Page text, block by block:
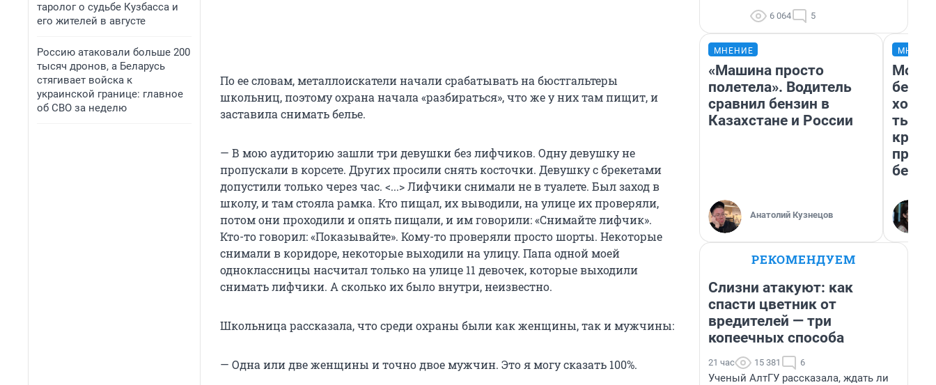
таролог о судьбе Кузбасса и
его жителей в августе
Россию атаковали больше 200
тысяч дронов, а Беларусь
стягивает войска к
украинской границе: главное
об СВО за неделю
По ее словам, металлоискатели начали срабатывать на бюстгальтеры
школьниц, поэтому охрана начала «разбираться», что же у них там пищит, и
заставила снимать белье.
— В мою аудиторию зашли три девушки без лифчиков. Одну девушку не
пропускали в корсете. Других просили снять косточки. Девушку с брекетами
допустили только через час. <...> Лифчики снимали не в туалете. Был заход в
школу, и там стояла рамка. Кто пищал, их выводили, на улице их проверяли,
потом они проходили и опять пищали, и им говорили: «Снимайте лифчик».
Кто-то говорил: «Показывайте». Кому-то проверяли просто шорты. Некоторые
снимали в коридоре, некоторые выходили на улицу. Папа одной моей
одноклассницы насчитал только на улице 11 девочек, которые выходили
снимать лифчики. А сколько их было внутри, неизвестно.
Школьница рассказала, что среди охраны были как женщины, так и мужчины:
— Одна или две женщины и точно двое мужчин. Это я могу сказать 100%.
6 064 5
МНЕНИЕ
«Машина просто
полетела». Водитель
сравнил бензин в
Казахстане и России
Анатолий Кузнецов
Мой
РЕКОМЕНДУЕМ
Слизни атакуют: как
спасти цветник от
вредителей — три
копеечных способа
21 час 15 381 6
Ученый АлтГУ рассказала, ждать ли